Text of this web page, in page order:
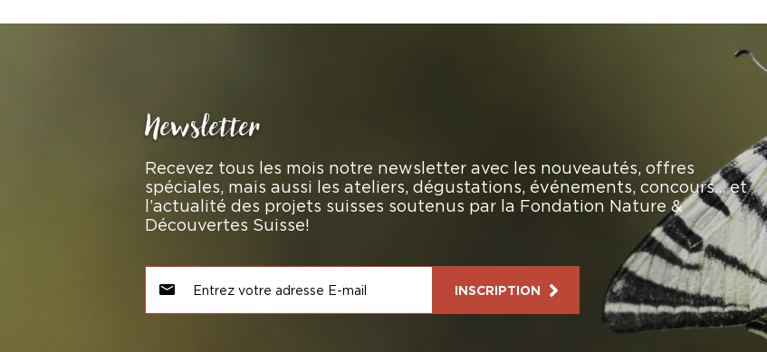
Newsletter
Recevez tous les mois notre newsletter avec les nouveautés, offres
spéciales, mais aussi les ateliers, dégustations, événements, concours… et
l’actualité des projets suisses soutenus par la Fondation Nature &
Découvertes Suisse!
INSCRIPTION